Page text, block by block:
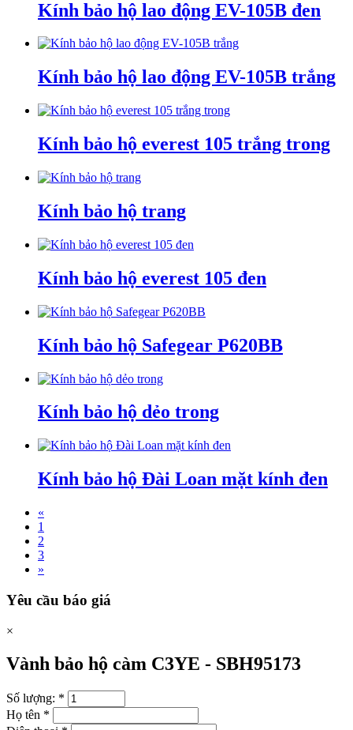
Kính bảo hộ lao động EV-105B đen
Kính bảo hộ lao động EV-105B trắng
Kính bảo hộ everest 105 trắng trong
Kính bảo hộ trang
Kính bảo hộ everest 105 đen
Kính bảo hộ Safegear P620BB
Kính bảo hộ dẻo trong
Kính bảo hộ Đài Loan mặt kính đen
«
1
2
3
»
Yêu cầu báo giá
×
Vành bảo hộ càm C3YE - SBH95173
Số lượng: *
Họ tên *